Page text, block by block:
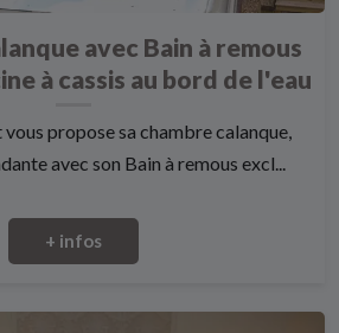
avec Bain à remous
à cassis au bord de l'eau
propose sa chambre calanque,
avec son Bain à remous excl...
+ infos